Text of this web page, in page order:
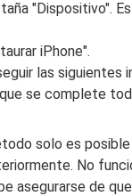
"Dispositivo".
iPhone".
las siguientes
se complete
solo es
No
asegurarse de